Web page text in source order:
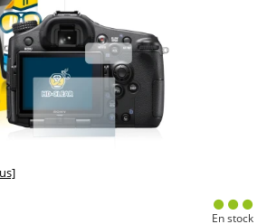
En stock